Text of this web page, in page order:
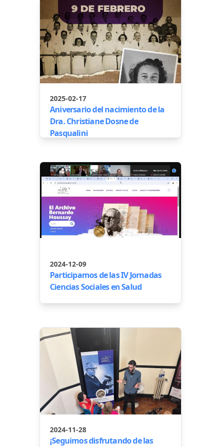
2025-02-17
Aniversario del nacimiento de la
Dra. Christiane Dosne de
Pasqualini
2024-12-09
Participamos de las IV Jornadas
Ciencias Sociales en Salud
2024-11-28
¡Seguimos disfrutando de las